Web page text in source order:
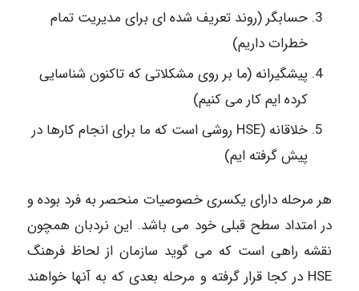
حسابگر (روند تعریف شده ای برای مدیریت تمام
خطرات داریم)
پیشگیرانه (ما بر روی مشکلاتی که تاکنون شناسایی
کرده ایم کار می کنیم)
خلاقانه (HSE روشی است که ما برای انجام کارها در
پیش گرفته ایم)
هر مرحله دارای یکسری خصوصیات منحصر به فرد بوده و
در امتداد سطح قبلی خود می باشد. این نردبان همچون
نقشه راهی است که می گوید سازمان از لحاظ فرهنگ
HSE در کجا قرار گرفته و مرحله بعدی که به آنها خواهند